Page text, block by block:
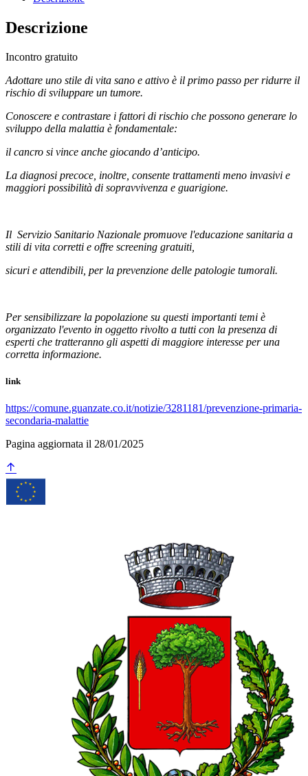
Descrizione
Incontro gratuito
Adottare uno stile di vita sano e attivo è il primo passo per ridurre il
rischio di sviluppare un tumore.
Conoscere e contrastare i fattori di rischio che possono generare lo
sviluppo della malattia è fondamentale:
il cancro si vince anche giocando d’anticipo.
La diagnosi precoce, inoltre, consente trattamenti meno invasivi e
maggiori possibilità di sopravvivenza e guarigione.
Il Servizio Sanitario Nazionale promuove l'educazione sanitaria a
stili di vita corretti e offre screening gratuiti,
sicuri e attendibili, per la prevenzione delle patologie tumorali.
Per sensibilizzare la popolazione su questi importanti temi è
organizzato l'evento in oggetto rivolto a tutti con la presenza di
esperti che tratteranno gli aspetti di maggiore interesse per una
corretta informazione.
link
https://comune.guanzate.co.it/notizie/3281181/prevenzione-primaria-
secondaria-malattie
Pagina aggiornata il 28/01/2025